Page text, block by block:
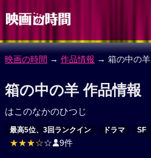
映画の時間 → 作品情報 → 箱の中の羊
箱の中の羊 作品情報
はこのなかのひつじ
最高5位、3回ランクイン ドラマ SF
★★★☆☆ 9件